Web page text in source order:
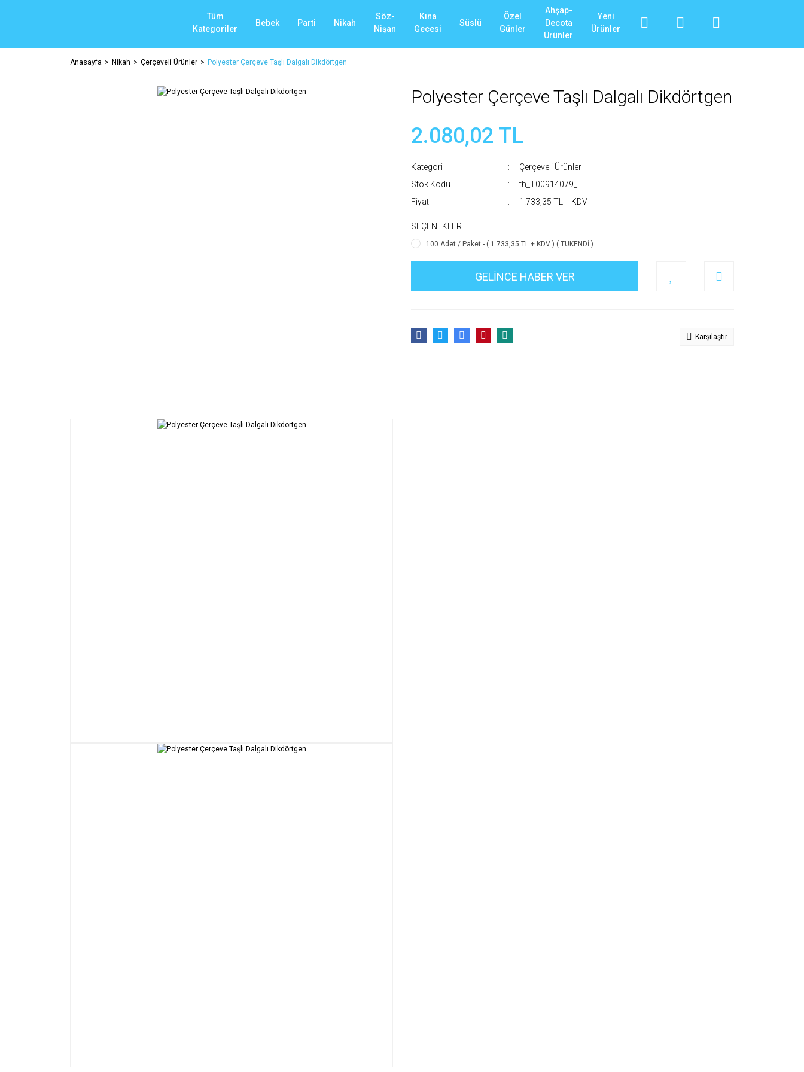
Tüm
Kategoriler
Bebek Parti Nikah
Söz-
Nişan
Kına
Gecesi
Süslü
Özel
Günler
Ahşap-
Decota
Ürünler
Yeni
Ürünler
Anasayfa Nikah Çerçeveli Ürünler Polyester Çerçeve Taşlı Dalgalı Dikdörtgen
Polyester Çerçeve Taşlı Dalgalı Dikdörtgen
2.080,02 TL
Kategori
Çerçeveli Ürünler
Stok Kodu
th_T00914079_E
Fiyat
1.733,35 TL + KDV
SEÇENEKLER
100 Adet / Paket - ( 1.733,35 TL + KDV ) ( TÜKENDİ )
GELİNCE HABER VER
Karşılaştır